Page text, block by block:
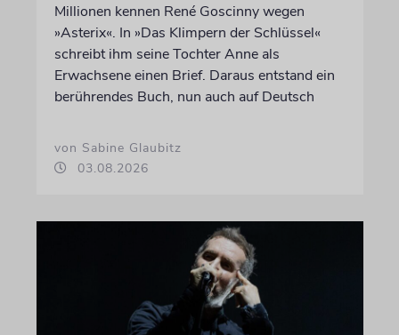
Millionen kennen René Goscinny wegen
»Asterix«. In »Das Klimpern der Schlüssel«
schreibt ihm seine Tochter Anne als
Erwachsene einen Brief. Daraus entstand ein
berührendes Buch, nun auch auf Deutsch
von Sabine Glaubitz
03.08.2026